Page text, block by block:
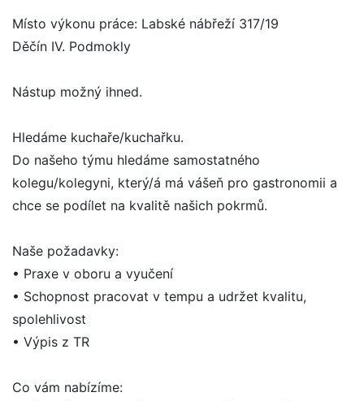
Místo výkonu práce: Labské nábřeží 317/19
Děčín IV. Podmokly
Nástup možný ihned.
Hledáme kuchaře/kuchařku.
Do našeho týmu hledáme samostatného
kolegu/kolegyni, který/á má vášeň pro gastronomii a
chce se podílet na kvalitě našich pokrmů.
Naše požadavky:
• Praxe v oboru a vyučení
• Schopnost pracovat v tempu a udržet kvalitu,
spolehlivost
• Výpis z TR
Co vám nabízíme: